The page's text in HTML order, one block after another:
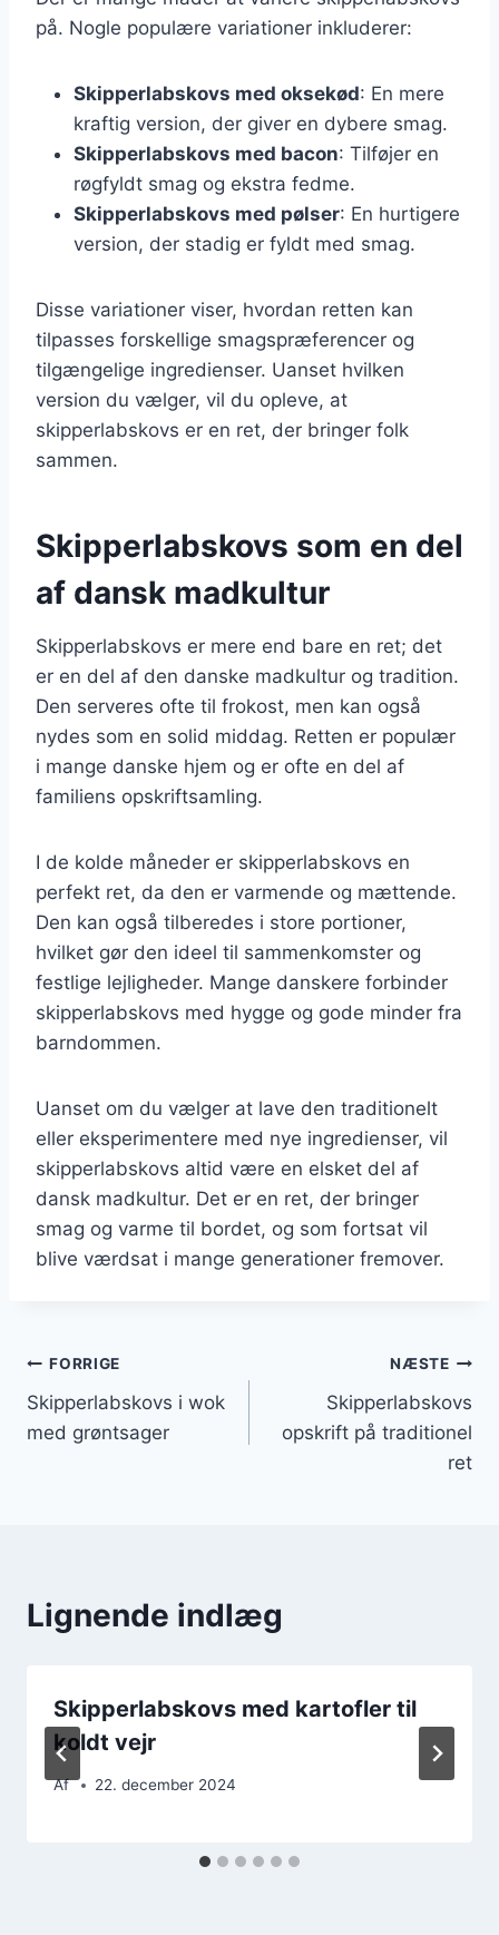
på. Nogle populære variationer inkluderer:
Skipperlabskovs med oksekød: En mere
kraftig version, der giver en dybere smag.
Skipperlabskovs med bacon: Tilføjer en
røgfyldt smag og ekstra fedme.
Skipperlabskovs med pølser: En hurtigere
version, der stadig er fyldt med smag.
Disse variationer viser, hvordan retten kan
tilpasses forskellige smagspræferencer og
tilgængelige ingredienser. Uanset hvilken
version du vælger, vil du opleve, at
skipperlabskovs er en ret, der bringer folk
sammen.
Skipperlabskovs som en del
af dansk madkultur
Skipperlabskovs er mere end bare en ret; det
er en del af den danske madkultur og tradition.
Den serveres ofte til frokost, men kan også
nydes som en solid middag. Retten er populær
i mange danske hjem og er ofte en del af
familiens opskriftsamling.
I de kolde måneder er skipperlabskovs en
perfekt ret, da den er varmende og mættende.
Den kan også tilberedes i store portioner,
hvilket gør den ideel til sammenkomster og
festlige lejligheder. Mange danskere forbinder
skipperlabskovs med hygge og gode minder fra
barndommen.
Uanset om du vælger at lave den traditionelt
eller eksperimentere med nye ingredienser, vil
skipperlabskovs altid være en elsket del af
dansk madkultur. Det er en ret, der bringer
smag og varme til bordet, og som fortsat vil
blive værdsat i mange generationer fremover.
Indlægsnavigation
FORRIGE
Skipperlabskovs i wok
med grøntsager
NÆSTE
Skipperlabskovs
opskrift på traditionel
ret
Lignende indlæg
Skipperlabskovs med kartofler til
koldt vejr
Af 22. december 2024